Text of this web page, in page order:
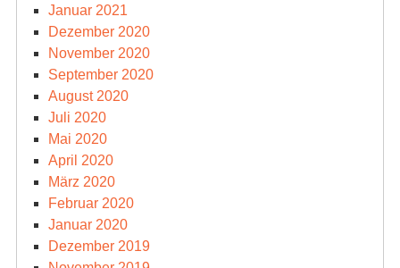
Januar 2021
Dezember 2020
November 2020
September 2020
August 2020
Juli 2020
Mai 2020
April 2020
März 2020
Februar 2020
Januar 2020
Dezember 2019